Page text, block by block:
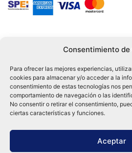
Consentimiento de
Para ofrecer las mejores experiencias,
cookies para almacenar y/o acceder a la
consentimiento de estas tecnologías nos
comportamiento de navegación o las
No consentir o retirar el consentimiento,
ciertas características y funciones.
Aceptar
Tu compra es respaldada por nuestro
mejores prácticas de seguridad.
Distribuidora Tamex - México
e-commerce